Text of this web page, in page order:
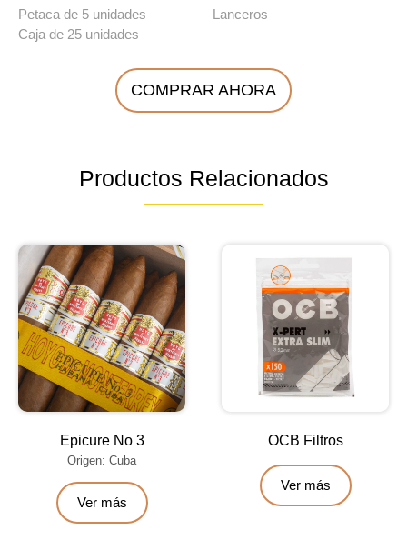
Petaca de 5 unidades
Caja de 25 unidades
Lanceros
COMPRAR AHORA
Productos Relacionados
Epicure No 3
Origen: Cuba
Ver más
OCB Filtros
Ver más